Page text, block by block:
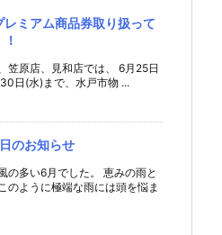
レミアム商品券取り扱って
笠原店、見和店では、 6月25日
日(水)まで、水戸市物 ...
のお知らせ
の多い6月でした。 恵みの雨と
のように極端な雨には頭を悩ま